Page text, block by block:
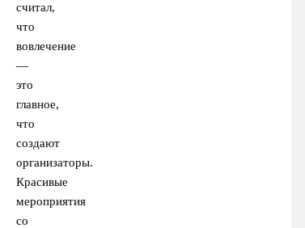
считал,
что
вовлечение
—
это
главное,
что
создают
организаторы.
Красивые
мероприятия
со